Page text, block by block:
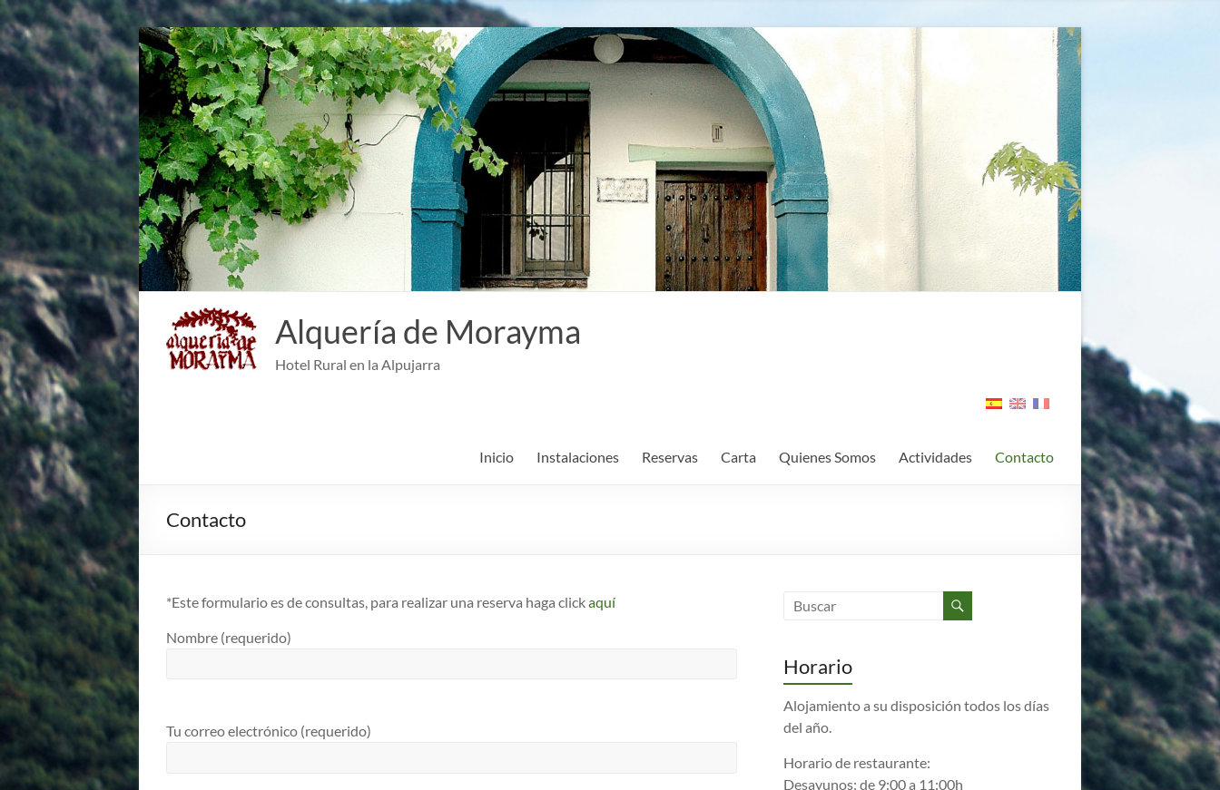
Saltar
al
contenido
Alquería de Morayma
Hotel Rural en la Alpujarra
Inicio Instalaciones Reservas Carta Quienes Somos Actividades Contacto
Contacto
*Este formulario es de consultas, para realizar una reserva haga clickaquí
Nombre (requerido)
Tu correo electrónico (requerido)
Horario
Alojamiento a su disposición todos los días
del año.
Horario de restaurante:
Desayunos: de 9:00 a 11:00h